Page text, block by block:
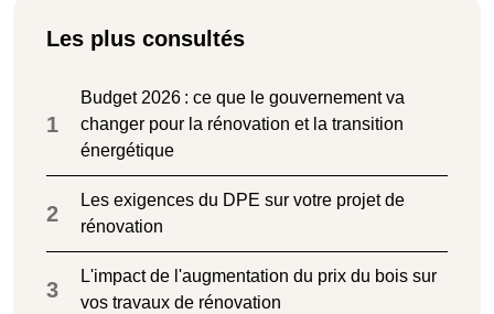
Les plus consultés
1
Budget 2026 : ce que le gouvernement va
changer pour la rénovation et la transition
énergétique
2
Les exigences du DPE sur votre projet de
rénovation
3
L'impact de l'augmentation du prix du bois sur
vos travaux de rénovation